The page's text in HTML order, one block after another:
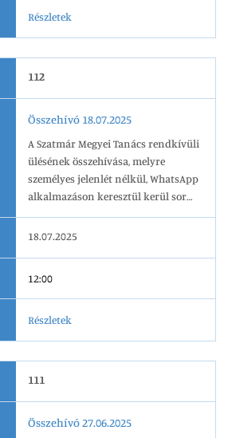
Részletek
112
Összehívó 18.07.2025
A Szatmár Megyei Tanács rendkívüli
ülésének összehívása, melyre
személyes jelenlét nélkül, WhatsApp
alkalmazáson keresztül kerül sor
18.07.2025
12:00
Részletek
111
Összehívó 27.06.2025